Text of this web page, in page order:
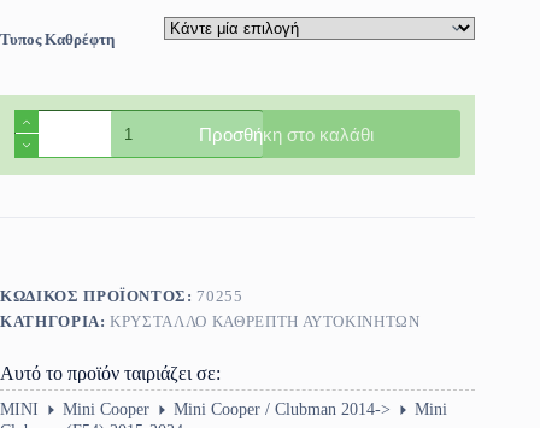
Τυπος Καθρέφτη
Κρύσταλλο
Καθρέφτη
Mini
Clubman
Προσθήκη στο καλάθι
ΚΩΔΙΚΌΣ ΠΡΟΪΌΝΤΟΣ: 70255
ΚΑΤΗΓΟΡΊΑ:ΚΡΎΣΤΑΛΛΟ ΚΑΘΡΈΠΤΗ ΑΥΤΟΚΙΝΗΤΩΝ
Αυτό το προϊόν ταιριάζει σε:
MINI Mini Cooper Mini Cooper / Clubman 2014->
Mini